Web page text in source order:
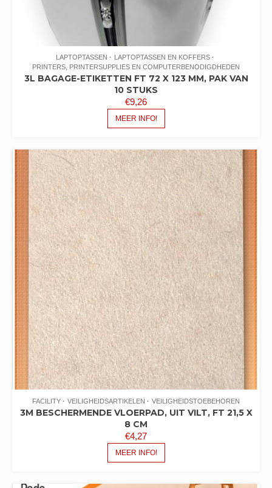
LAPTOPTASSEN
LAPTOPTASSEN EN KOFFERS
PRINTERS, PRINTERSUPPLIES EN COMPUTERBENODIGDHEDEN
3L BAGAGE-ETIKETTEN FT 72 X 123 MM, PAK VAN
10 STUKS
€9,26
MEER INFO!
FACILITY VEILIGHEIDSARTIKELEN VEILIGHEIDSTOEBEHOREN
3M BESCHERMENDE VLOERPAD, UIT VILT, FT 21,5 X
8 CM
€4,27
MEER INFO!